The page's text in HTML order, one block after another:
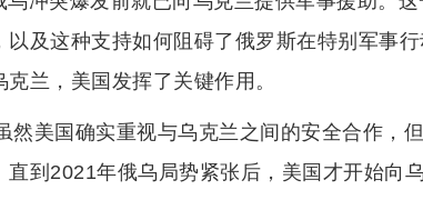
及这种支持如何阻碍了俄罗斯在特别军事行
兰，美国发挥了关键作用。
然美国确实重视与乌克兰之间的安全合作，
到2021年俄乌局势紧张后，美国才开始向